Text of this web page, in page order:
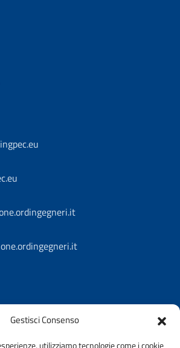
Gestisci Consenso
utilizziamo tecnologie come i cookie